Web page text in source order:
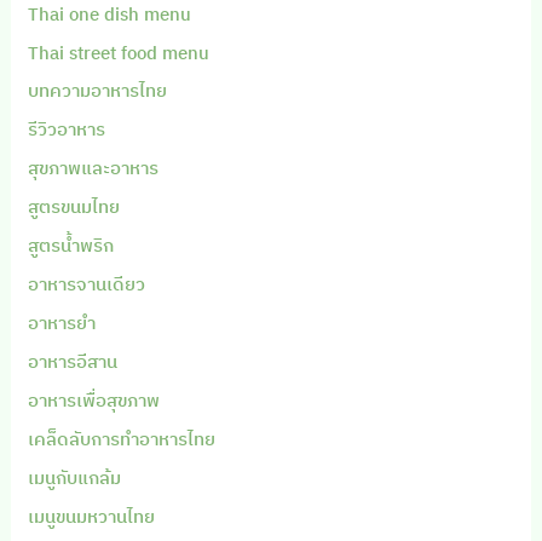
Thai one dish menu
Thai street food menu
บทความอาหารไทย
รีวิวอาหาร
สุขภาพและอาหาร
สูตรขนมไทย
สูตรน้ำพริก
อาหารจานเดียว
อาหารยำ
อาหารอีสาน
อาหารเพื่อสุขภาพ
เคล็ดลับการทำอาหารไทย
เมนูกับแกล้ม
เมนูขนมหวานไทย